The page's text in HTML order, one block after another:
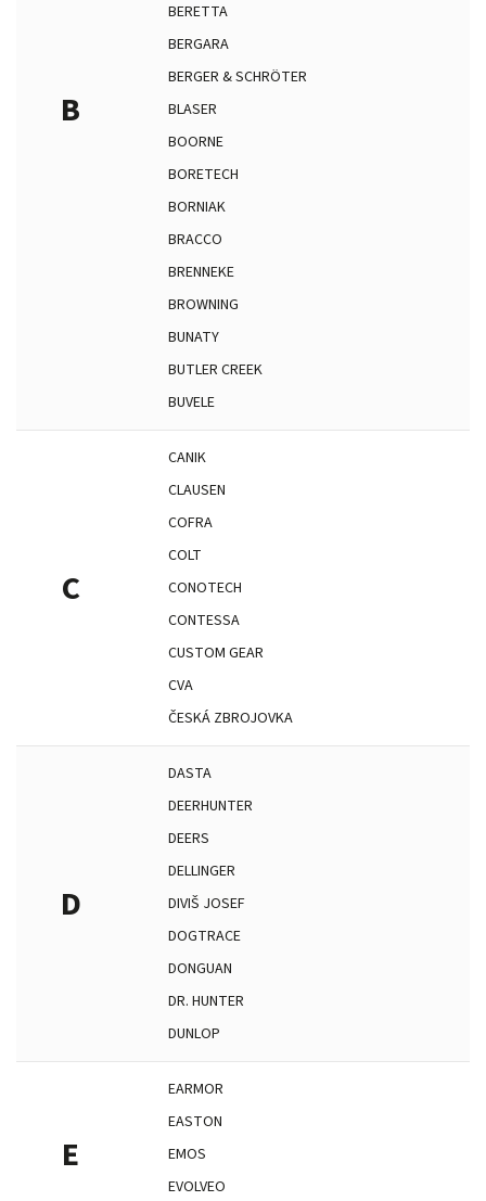
B
BERETTA
BERGARA
BERGER & SCHRÖTER
BLASER
BOORNE
BORETECH
BORNIAK
BRACCO
BRENNEKE
BROWNING
BUNATY
BUTLER CREEK
BUVELE
C
CANIK
CLAUSEN
COFRA
COLT
CONOTECH
CONTESSA
CUSTOM GEAR
CVA
ČESKÁ ZBROJOVKA
D
DASTA
DEERHUNTER
DEERS
DELLINGER
DIVIŠ JOSEF
DOGTRACE
DONGUAN
DR. HUNTER
DUNLOP
E
EARMOR
EASTON
EMOS
EVOLVEO